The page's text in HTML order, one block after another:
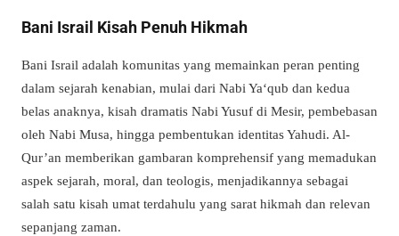
Bani Israil Kisah Penuh Hikmah
Bani Israil adalah komunitas yang memainkan peran penting
dalam sejarah kenabian, mulai dari Nabi Ya‘qub dan kedua
belas anaknya, kisah dramatis Nabi Yusuf di Mesir, pembebasan
oleh Nabi Musa, hingga pembentukan identitas Yahudi. Al-
Qur’an memberikan gambaran komprehensif yang memadukan
aspek sejarah, moral, dan teologis, menjadikannya sebagai
salah satu kisah umat terdahulu yang sarat hikmah dan relevan
sepanjang zaman.